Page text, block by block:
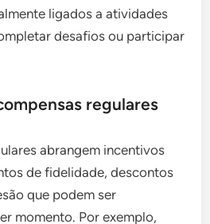
ligados a atividades
desafios ou participar
regulares
abrangem incentivos
de fidelidade, descontos
que podem ser
momento. Por exemplo,